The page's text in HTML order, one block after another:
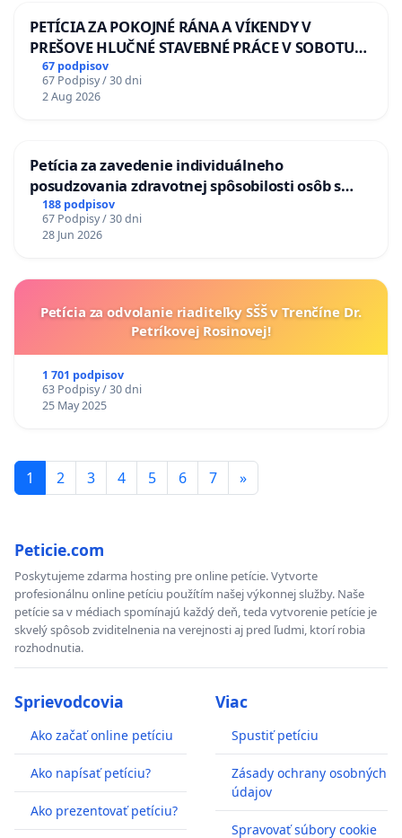
PETÍCIA ZA POKOJNÉ RÁNA A VÍKENDY V
PREŠOVE HLUČNÉ STAVEBNÉ PRÁCE V SOBOTU
LEN OD 9.00 DO 13.00 HOD., CEZ PRACOVNÝ
TÝŽDEŇ CIEĽ 8.00 – 18.00 HOD. A PRAVIDELNÁ
KONTROLA STAVBY C-AREA NA
67 podpisov
67 Podpisy / 30 dni
2 Aug 2026
Petícia za zavedenie individuálneho
posudzovania zdravotnej spôsobilosti osôb s
diabetom 1. a 2. typu pri prijímaní do
Policajného zboru SR
188 podpisov
67 Podpisy / 30 dni
28 Jun 2026
Petícia za odvolanie riaditeľky SŠŠ v Trenčíne Dr.
Petríkovej Rosinovej!
1 701 podpisov
63 Podpisy / 30 dni
25 May 2025
1 2 3 4 5 6 7 »
Peticie.com
Poskytujeme zdarma hosting pre online petície. Vytvorte
profesionálnu online petíciu použítím našej výkonnej služby. Naše
petície sa v médiach spomínajú každý deň, teda vytvorenie petície je
skvelý spôsob zviditelnenia na verejnosti aj pred ľudmi, ktorí robia
rozhodnutia.
Sprievodcovia
Ako začať online petíciu
Ako napísať petíciu?
Ako prezentovať petíciu?
Viac
Spustiť petíciu
Zásady ochrany osobných
údajov
Spravovať súbory cookie